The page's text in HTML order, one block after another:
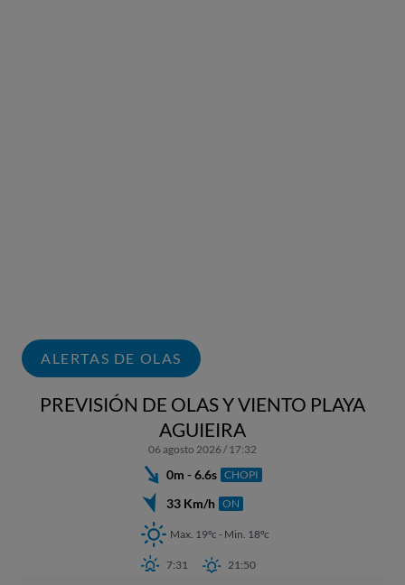
ALERTAS DE OLAS
PREVISIÓN DE OLAS Y VIENTO PLAYA
AGUIEIRA
06 agosto 2026 / 17:32
0m - 6.6s CHOPI
33 Km/h ON
Max. 19ºc - Min. 18ºc
7:31 21:50